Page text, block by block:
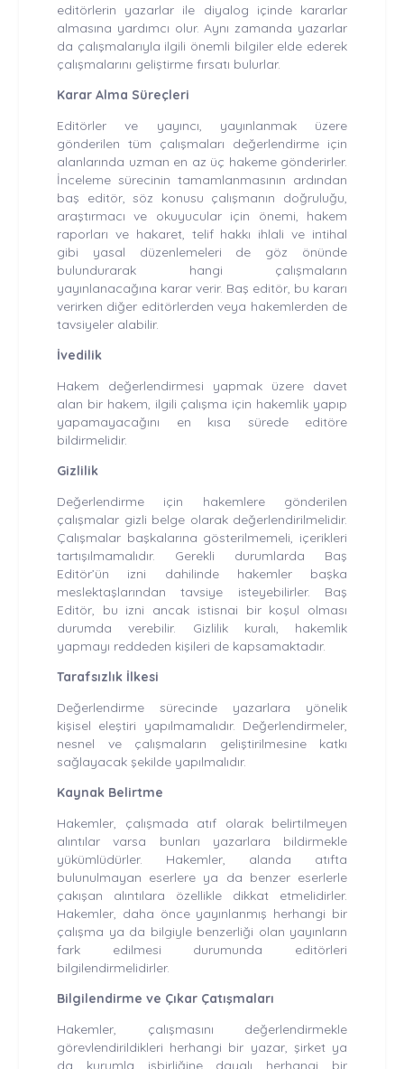
editörlerin yazarlar ile diyalog içinde kararlar
almasına yardımcı olur. Aynı zamanda yazarlar
da çalışmalarıyla ilgili önemli bilgiler elde ederek
çalışmalarını geliştirme fırsatı bulurlar.
Karar Alma Süreçleri
Editörler ve yayıncı, yayınlanmak üzere
gönderilen tüm çalışmaları değerlendirme için
alanlarında uzman en az üç hakeme gönderirler.
İnceleme sürecinin tamamlanmasının ardından
baş editör, söz konusu çalışmanın doğruluğu,
araştırmacı ve okuyucular için önemi, hakem
raporları ve hakaret, telif hakkı ihlali ve intihal
gibi yasal düzenlemeleri de göz önünde
bulundurarak hangi çalışmaların
yayınlanacağına karar verir. Baş editör, bu kararı
verirken diğer editörlerden veya hakemlerden de
tavsiyeler alabilir.
İvedilik
Hakem değerlendirmesi yapmak üzere davet
alan bir hakem, ilgili çalışma için hakemlik yapıp
yapamayacağını en kısa sürede editöre
bildirmelidir.
Gizlilik
Değerlendirme için hakemlere gönderilen
çalışmalar gizli belge olarak değerlendirilmelidir.
Çalışmalar başkalarına gösterilmemeli, içerikleri
tartışılmamalıdır. Gerekli durumlarda Baş
Editör’ün izni dahilinde hakemler başka
meslektaşlarından tavsiye isteyebilirler. Baş
Editör, bu izni ancak istisnai bir koşul olması
durumda verebilir. Gizlilik kuralı, hakemlik
yapmayı reddeden kişileri de kapsamaktadır.
Tarafsızlık İlkesi
Değerlendirme sürecinde yazarlara yönelik
kişisel eleştiri yapılmamalıdır. Değerlendirmeler,
nesnel ve çalışmaların geliştirilmesine katkı
sağlayacak şekilde yapılmalıdır.
Kaynak Belirtme
Hakemler, çalışmada atıf olarak belirtilmeyen
alıntılar varsa bunları yazarlara bildirmekle
yükümlüdürler. Hakemler, alanda atıfta
bulunulmayan eserlere ya da benzer eserlerle
çakışan alıntılara özellikle dikkat etmelidirler.
Hakemler, daha önce yayınlanmış herhangi bir
çalışma ya da bilgiyle benzerliği olan yayınların
fark edilmesi durumunda editörleri
bilgilendirmelidirler.
Bilgilendirme ve Çıkar Çatışmaları
Hakemler, çalışmasını değerlendirmekle
görevlendirildikleri herhangi bir yazar, şirket ya
da kurumla işbirliğine dayalı herhangi bir